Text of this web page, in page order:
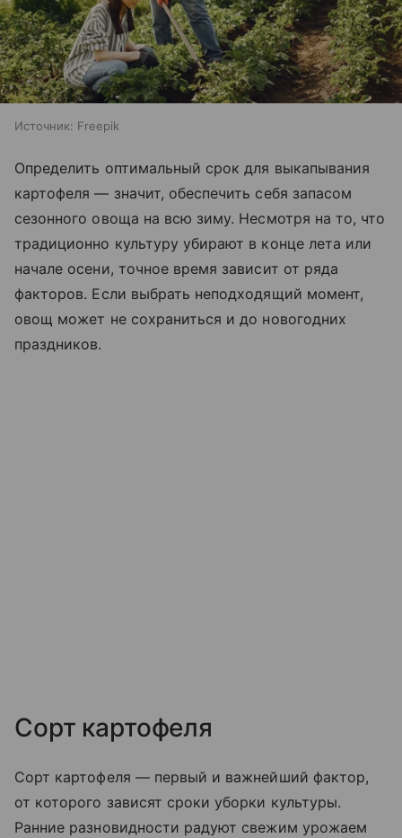
Источник: Freepik
Определить оптимальный срок для выкапывания
картофеля — значит, обеспечить себя запасом
сезонного овоща на всю зиму. Несмотря на то, что
традиционно культуру убирают в конце лета или
начале осени, точное время зависит от ряда
факторов. Если выбрать неподходящий момент,
овощ может не сохраниться и до новогодних
праздников.
Сорт картофеля
Сорт картофеля — первый и важнейший фактор,
от которого зависят сроки уборки культуры.
Ранние разновидности радуют свежим урожаем